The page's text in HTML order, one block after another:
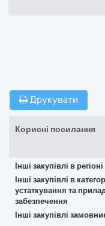
Друкувати
Корисні посилання
Інші закупівлі в
Інші закупівлі в
устаткування та
забезпечення
Інші закупівлі